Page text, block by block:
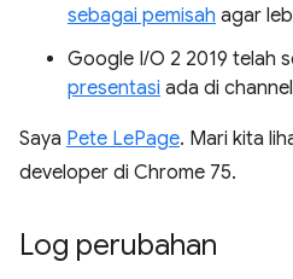
sebagai pemisah agar
Google I/O 2 2019 telah
presentasi ada di
Saya Pete LePage. Mari kita
developer di Chrome 75.
Log perubahan